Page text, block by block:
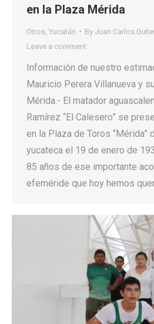
en la Plaza Mérida
Otros Yucatán By Juan Carlos
Leave a comment
Información de nuestro
Mauricio Perera Villanueva y
Mérida.- El matador
Ramírez “El Calesero” se
en la Plaza de Toros “Mérida”
yucateca el 19 de enero de
85 años de ese importante
efeméride que hoy hemos